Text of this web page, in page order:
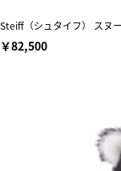
Steiff（シュタイフ） ス
￥82,500